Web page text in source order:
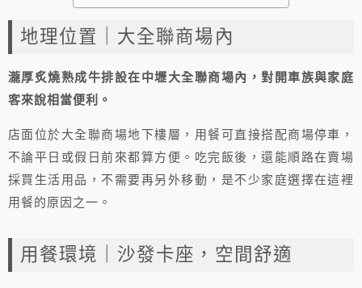
地理位置｜大全聯商場內
瀧厚炙燒熟成牛排設在中壢大全聯商場內，對開車族與家庭
客來說相當便利。
店面位於大全聯商場地下樓層，用餐可直接搭配商場停車，
不論平日或假日前來都算方便。吃完飯後，還能順路在賣場
採買生活用品，不需要再另外移動，是不少家庭選擇在這裡
用餐的原因之一。
用餐環境｜沙發卡座，空間舒適